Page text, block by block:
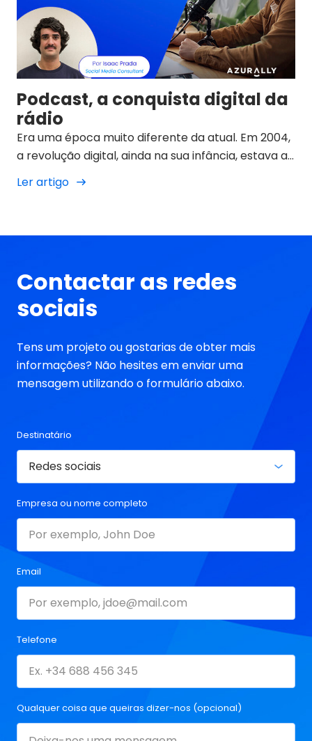
Podcast, a conquista digital da
rádio
Era uma época muito diferente da atual. Em 2004,
a revolução digital, ainda na sua infância, estava a
avançar a passos largos. A indústria da música
estava a tremer no meio de uma tempestade sem
Ler artigo
Contactar as redes
sociais
Tens um projeto ou gostarias de obter mais
informações? Não hesites em enviar uma
mensagem utilizando o formulário abaixo.
Destinatário
Empresa ou nome completo
Email
Telefone
Qualquer coisa que queiras dizer-nos (opcional)